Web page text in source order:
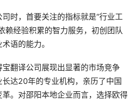
，首要关注的指标就是“行业工
赖经验积累的智力服务，初创团队
语的能力。
翻译公司展现出显著的市场竞争
达20年的专业机构，亲历了中国
。对邵阳本地企业而言，选择欧得